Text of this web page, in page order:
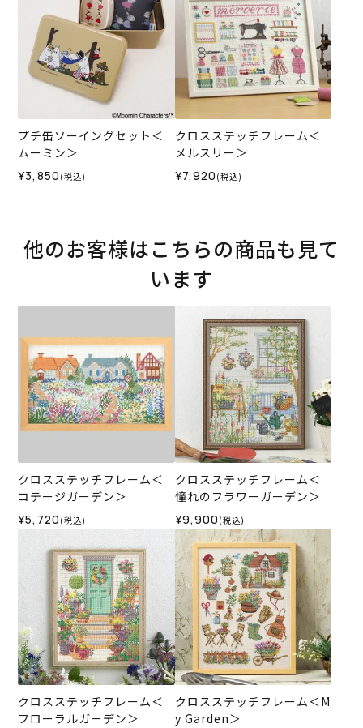
プチ缶ソーイングセット＜
ムーミン＞
¥3,850 (税込)
クロスステッチフレーム＜
メルスリー＞
¥7,920 (税込)
他のお客様はこちらの商品も見て
います
クロスステッチフレーム＜
コテージガーデン＞
¥5,720 (税込)
クロスステッチフレーム＜
憧れのフラワーガーデン＞
¥9,900 (税込)
クロスステッチフレーム＜
フローラルガーデン＞
クロスステッチフレーム＜M
y Garden＞